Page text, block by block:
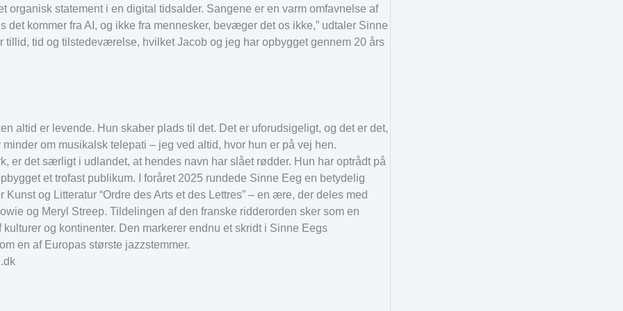
statement i en digital tidsalder. Sangene er en varm omfavnelse af
kommer fra AI, og ikke fra mennesker, bevæger det os ikke,” udtaler Sinne
tid og tilstedeværelse, hvilket Jacob og jeg har opbygget gennem 20 års
altid er levende. Hun skaber plads til det. Det er uforudsigeligt, og det er det,
om musikalsk telepati – jeg ved altid, hvor hun er på vej hen.
er det særligt i udlandet, at hendes navn har slået rødder. Hun har optrådt på
et trofast publikum. I foråret 2025 rundede Sinne Eeg en betydelig
og Litteratur “Ordre des Arts et des Lettres” – en ære, der deles med
og Meryl Streep. Tildelingen af den franske ridderorden sker som en
og kontinenter. Den markerer endnu et skridt i Sinne Eegs
en af Europas største jazzstemmer.